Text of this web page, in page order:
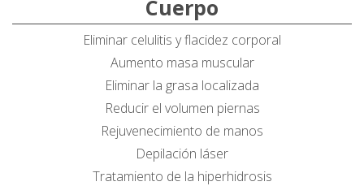
Cuerpo
Eliminar celulitis y flacidez corporal
Aumento masa muscular
Eliminar la grasa localizada
Reducir el volumen piernas
Rejuvenecimiento de manos
Depilación láser
Tratamiento de la hiperhidrosis